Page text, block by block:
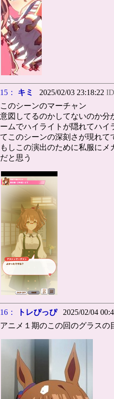
15： キミ 2025/02/03 23:18:22
このシーンのマーチャン
意図してるのかしてないのか分
ームでハイライトが隠れてハイ
てこのシーンの深刻さが現れて
もしこの演出のために私服に
だと思う
16： トレぴっぴ2025/02/04
アニメ１期のこの回のグラスの